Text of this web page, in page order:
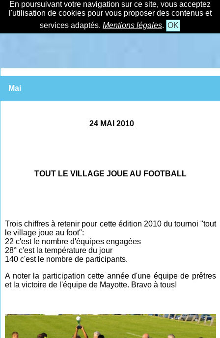
En poursuivant votre navigation sur ce site, vous acceptez
l'utilisation de cookies pour vous proposer des contenus et
services adaptés. Mentions légales. OK
Mai
24 MAI 2010
TOUT LE VILLAGE JOUE AU FOOTBALL
Trois chiffres à retenir pour cette édition 2010 du tournoi "tout
le village joue au foot":
22c'est le nombre d'équipes engagées
28° c'est la température du jour
140 c'est le nombre de participants.
A noter la participation cette année d'une équipe de prêtres
et la victoire de l'équipe de Mayotte. Bravo à tous!